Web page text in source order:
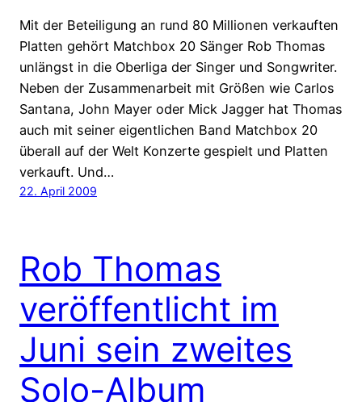
Mit der Beteiligung an rund 80 Millionen verkauften
Platten gehört Matchbox 20 Sänger Rob Thomas
unlängst in die Oberliga der Singer und Songwriter.
Neben der Zusammenarbeit mit Größen wie Carlos
Santana, John Mayer oder Mick Jagger hat Thomas
auch mit seiner eigentlichen Band Matchbox 20
überall auf der Welt Konzerte gespielt und Platten
verkauft. Und…
22. April 2009
Rob Thomas
veröffentlicht im
Juni sein zweites
Solo-Album